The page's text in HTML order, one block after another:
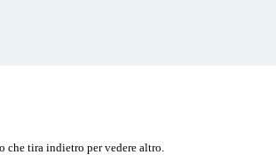
che tira indietro per vedere altro.